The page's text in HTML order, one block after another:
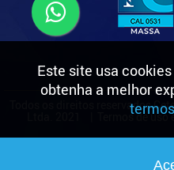
Todos os direitos reservados
Termos de
Este site usa
obtenha a melhor